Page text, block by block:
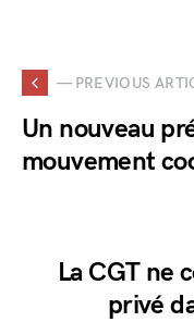
— PREVIOUS
Un nouveau
mouvement
La CGT ne
privé